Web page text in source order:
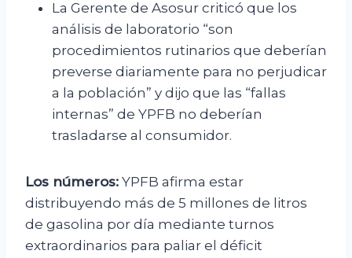
La Gerente de Asosur criticó que los
análisis de laboratorio “son
procedimientos rutinarios que deberían
preverse diariamente para no perjudicar
a la población” y dijo que las “fallas
internas” de YPFB no deberían
trasladarse al consumidor.
Los números: YPFB afirma estar
distribuyendo más de 5 millones de litros
de gasolina por día mediante turnos
extraordinarios para paliar el déficit